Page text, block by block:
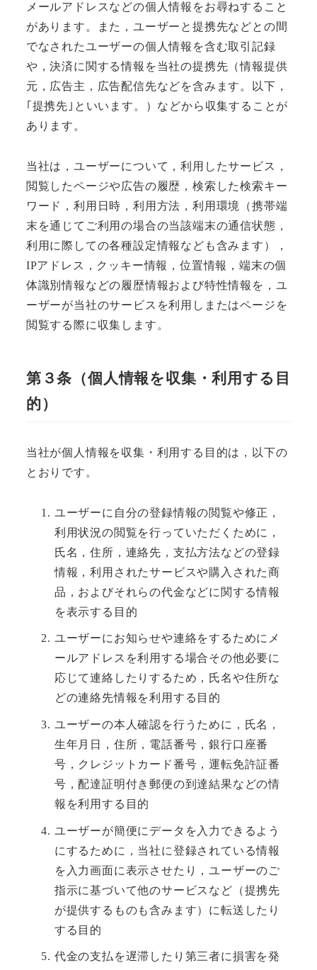
メールアドレスなどの個人情報をお尋ねすること
があります。また，ユーザーと提携先などとの間
でなされたユーザーの個人情報を含む取引記録
や，決済に関する情報を当社の提携先（情報提供
元，広告主，広告配信先などを含みます。以下，
｢提携先｣といいます。）などから収集することが
あります。
当社は，ユーザーについて，利用したサービス，
閲覧したページや広告の履歴，検索した検索キー
ワード，利用日時，利用方法，利用環境（携帯端
末を通じてご利用の場合の当該端末の通信状態，
利用に際しての各種設定情報なども含みます），
IPアドレス，クッキー情報，位置情報，端末の個
体識別情報などの履歴情報および特性情報を，ユ
ーザーが当社のサービスを利用しまたはページを
閲覧する際に収集します。
第３条（個人情報を収集・利用する目
的）
当社が個人情報を収集・利用する目的は，以下の
とおりです。
ユーザーに自分の登録情報の閲覧や修正，
利用状況の閲覧を行っていただくために，
氏名，住所，連絡先，支払方法などの登録
情報，利用されたサービスや購入された商
品，およびそれらの代金などに関する情報
を表示する目的
ユーザーにお知らせや連絡をするためにメ
ールアドレスを利用する場合その他必要に
応じて連絡したりするため，氏名や住所な
どの連絡先情報を利用する目的
ユーザーの本人確認を行うために，氏名，
生年月日，住所，電話番号，銀行口座番
号，クレジットカード番号，運転免許証番
号，配達証明付き郵便の到達結果などの情
報を利用する目的
ユーザーが簡便にデータを入力できるよう
にするために，当社に登録されている情報
を入力画面に表示させたり，ユーザーのご
指示に基づいて他のサービスなど（提携先
が提供するものも含みます）に転送したり
する目的
代金の支払を遅滞したり第三者に損害を発